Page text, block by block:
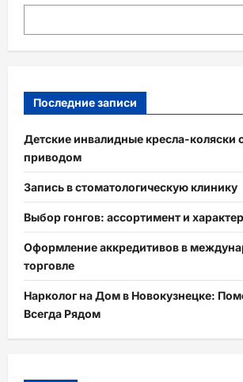
Последние записи
Детские инвалидные кресла-коляски
приводом
Запись в стоматологическую клинику
Выбор гонгов: ассортимент и
Оформление аккредитивов в
торговле
Нарколог на Дом в Новокузнецке:
Всегда Рядом